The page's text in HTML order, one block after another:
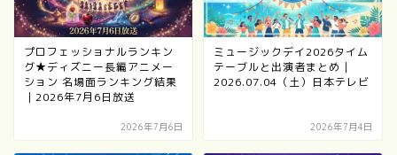
プロフェッショナルランキン
グ★ディズニー長編アニメー
ション 名場面ランキング結果
｜2026年7月6日放送
2026年7月6日
ミュージックデイ2026タイム
テーブルと出演者まとめ｜
2026.07.04（土）日本テレビ
2026年7月4日